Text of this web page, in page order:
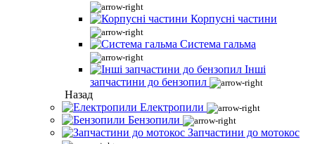
Корпусні частини
Система гальма
Інші
запчастини до бензопил
Назад
Електропили
Бензопили
Запчастини до мотокос